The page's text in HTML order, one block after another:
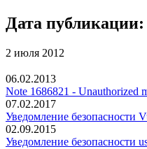
Дата публикации:
2 июля 2012
06.02.2013
Note 1686821 - Unauthorized
07.02.2017
Уведомление безопасности
02.09.2015
Уведомление безопасности